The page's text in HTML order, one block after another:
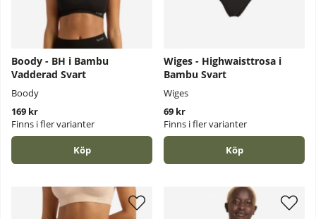
Boody - BH i Bambu
Vadderad Svart
Boody
169 kr
Finns i fler varianter
Köp
Wiges - Highwaisttrosa i
Bambu Svart
Wiges
69 kr
Finns i fler varianter
Köp